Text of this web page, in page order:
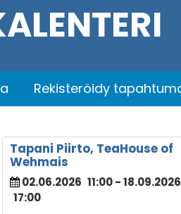
Rekisteröidy
Tapani Piirto, TeaHouse of
Wehmais
02.06.2026 11:00- 18.09.2026
17:00